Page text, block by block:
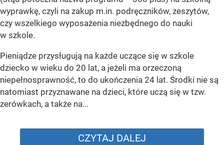
wyprawkę, czyli na zakup m.in. podręczników, zeszytów,
czy wszelkiego wyposażenia niezbędnego do nauki
w szkole.
Pieniądze przysługują na każde uczące się w szkole
dziecko w wieku do 20 lat, a jeżeli ma orzeczoną
niepełnosprawność, to do ukończenia 24 lat. Środki nie są
natomiast przyznawane na dzieci, które uczą się w tzw.
zerówkach, a także na...
CZYTAJ DALEJ